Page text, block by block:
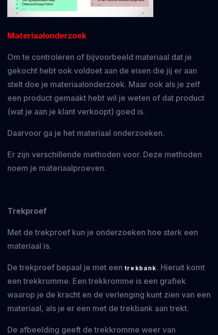
Materiaalonderzoek
Om te controleren of bijvoorbeeld materiaal dat je
gekocht hebt ook voldoet aan de eisen die jij er aan
stelt doe je materiaalonderzoek. Maar ook als je zelf
een product gemaakt hebt wil je weten of dat product
(wat je aan je klant verkoopt) goed is.
Daarvoor ga je het materiaal onderzoeken.
Er zijn verschillende methoden voor. Deze methoden
noem je materiaalproeven.
Trekproef
Met de trekproef kun je onderzoeken hoe sterk een
materiaal is.
De trekproef bepaal je met een trekbank . Hieruit komt
een trekkromme. Een trekkromme is een grafiek
waarop je de kracht en de verlenging kunt zien van een
materiaal, als je er een met de trekbank aan trekt.
De afbeelding geeft de trekkromme weer van